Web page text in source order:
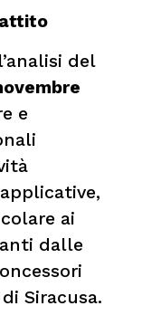
del
e
ai
dalle
Siracusa.